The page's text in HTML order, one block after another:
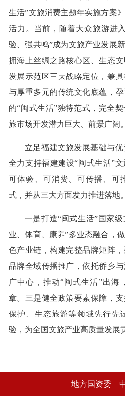
生活”文旅消费主题年实施方案
活力。当前，随着大众旅游进
验、强共鸣”成为文旅产业发展
拥海上丝绸之路核心区、生态
发展示范区三大战略定位，兼
与厚重多元的传统文化底蕴，
的“闽式生活”独特范式，完全
旅市场开发潜力巨大、前景广阔。
立足福建文旅发展基础与
全力支持福建建设“闽式生活”
可体验、可消费、可传播、可
式，并从三大方面发力推进落地。
一是打造“闽式生活”国家
业、体育、康养”多业态融合，
色产业链，构建完整品牌矩阵
品牌全域传播推广，依托侨乡
广中心，推动“闽式生活”出海
章。三是健全政策要素保障，
保护、生态旅游等领域先行先
验，为全国文旅产业高质量发展
地方国资委